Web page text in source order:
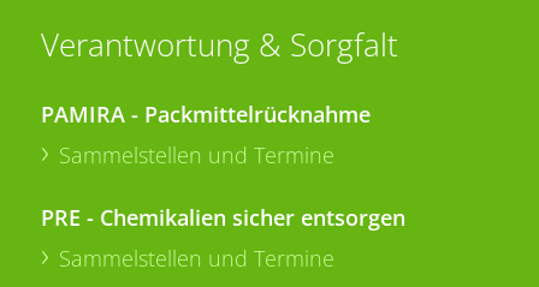
Verantwortung & Sorgfalt
PAMIRA - Packmittelrücknahme
Sammelstellen und Termine
PRE - Chemikalien sicher entsorgen
Sammelstellen und Termine